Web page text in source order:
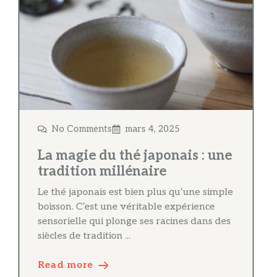
No Comments mars 4, 2025
La magie du thé japonais : une
tradition millénaire
Le thé japonais est bien plus qu’une simple
boisson. C’est une véritable expérience
sensorielle qui plonge ses racines dans des
siècles de tradition ...
Read more